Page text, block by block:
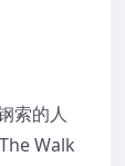
索的人
Walk